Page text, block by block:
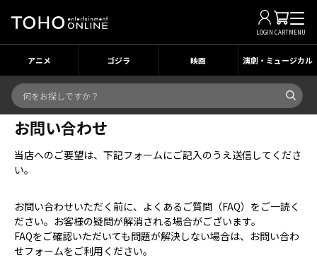
LOGIN CARTMENU
アニメ ゴジラ 映画 演劇・ミュージカル
お問い合わせ
当店へのご要望は、下記フォームにご記入のうえ送信してくださ
い。
お問い合わせいただく前に、よくあるご質問（FAQ）をご一読く
ださい。お客様の疑問が解消される場合がございます。
FAQをご確認いただいても問題が解決しない場合は、お問い合わ
せフォームをご利用ください。